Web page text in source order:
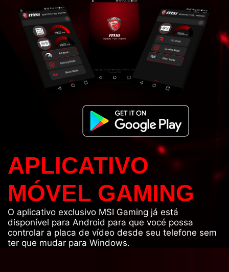
APLICATIVO
MÓVEL GAMING
O aplicativo exclusivo MSI Gaming já está
disponível para Android para que vocé possa
controlar a placa de vídeo desde seu telefone sem
ter que mudar para Windows.